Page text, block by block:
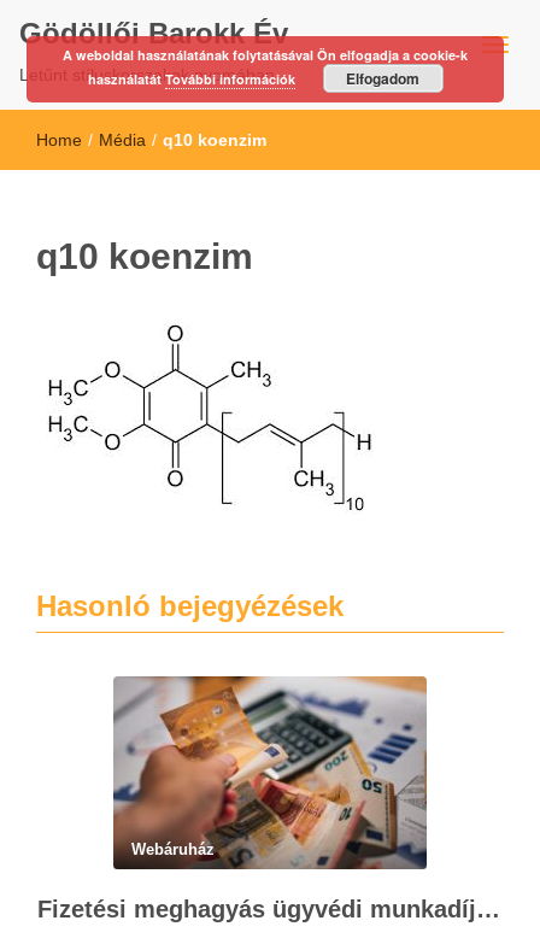
Gödöllői Barokk Év
Letűnt stíluskorszakok nyomában…
Home / Média / q10 koenzim
q10 koenzim
Hasonló bejegyézések
Webáruház
Fizetési meghagyás ügyvédi munkadíja: teljes költségvetési útmutató
A weboldal használatának folytatásával Ön elfogadja a cookie-k
használatátTovábbi információk Elfogadom